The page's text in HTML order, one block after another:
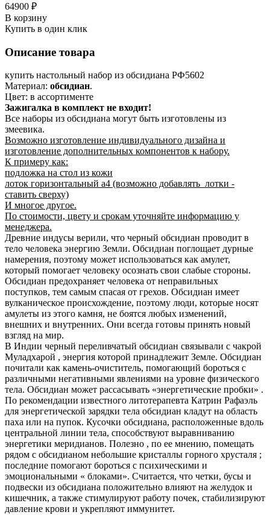
64900 ₽
В корзину
Купить в один клик
Описание товара
купить настольный набор из обсидиана РФ5602
Материал: обсидиан.
Цвет: в ассортименте
Зажигалка в комплект не входит!
Все наборы из обсидиана могут быть изготовлены из
змеевика.
Возможно изготовление индивидуального дизайна и
изготовление дополнительных компонентов к набору.
К примеру как:
подложка на стол из кожи
лоток горизонтальный а4 (возможно добавлять лотки -
ставить сверху)
И многое другое.
По стоимости, цвету и срокам уточняйте информацию у
менеджера.
Древние индусы верили, что черный обсидиан проводит в
тело человека энергию Земли. Обсидиан поглощает дурные
намерения, поэтому может использоваться как амулет,
который помогает человеку осознать свои слабые стороны.
Обсидиан предохраняет человека от неправильных
поступков, тем самым спасая от грехов. Обсидиан имеет
вулканическое происхождение, поэтому люди, которые носят
амулеты из этого камня, не боятся любых изменений,
внешних и внутренних. Они всегда готовы принять новый
взгляд на мир.
В Индии черный переливчатый обсидиан связывали с чакрой
Муладхарой , энергия которой принадлежит Земле. Обсидиан
почитали как камень-очиститель, помогающий бороться с
различными негативными явлениями на уровне физического
тела. Обсидиан может рассасывать «энергетические пробки» .
По рекомендации известного литотерапевта Катрин Рафаэль
для энергетической зарядки тела обсидиан кладут на область
паха или на пупок. Кусочки обсидиана, расположенные вдоль
центральной линии тела, способствуют выравниванию
энергетики меридианов. Полезно , по ее мнению, помещать
рядом с обсидианом небольшие кристаллы горного хрусталя ;
последние помогают бороться с психическими и
эмоциональными « блоками». Считается, что четки, бусы и
подвески из обсидиана положительно влияют на желудок и
кишечник, а также стимулируют работу почек, стабилизируют
давление крови и укрепляют иммунитет.